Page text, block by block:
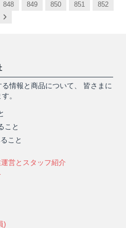
848 849 850 851
852
Next
情報と商品について、 皆さまに
。
こと
こと
営とスタッフ紹介
)